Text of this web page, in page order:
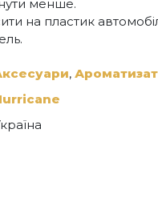
менше.
на пластик
,